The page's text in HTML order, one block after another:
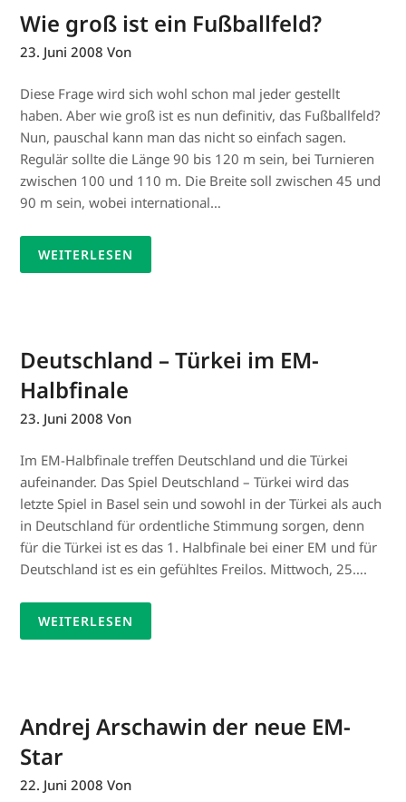
Wie groß ist ein Fußballfeld?
23. Juni 2008 Von
Diese Frage wird sich wohl schon mal jeder gestellt
haben. Aber wie groß ist es nun definitiv, das Fußballfeld?
Nun, pauschal kann man das nicht so einfach sagen.
Regulär sollte die Länge 90 bis 120 m sein, bei Turnieren
zwischen 100 und 110 m. Die Breite soll zwischen 45 und
90 m sein, wobei international…
WEITERLESEN
Deutschland – Türkei im EM-
Halbfinale
23. Juni 2008 Von
Im EM-Halbfinale treffen Deutschland und die Türkei
aufeinander. Das Spiel Deutschland – Türkei wird das
letzte Spiel in Basel sein und sowohl in der Türkei als auch
in Deutschland für ordentliche Stimmung sorgen, denn
für die Türkei ist es das 1. Halbfinale bei einer EM und für
Deutschland ist es ein gefühltes Freilos. Mittwoch, 25….
WEITERLESEN
Andrej Arschawin der neue EM-
Star
22. Juni 2008 Von